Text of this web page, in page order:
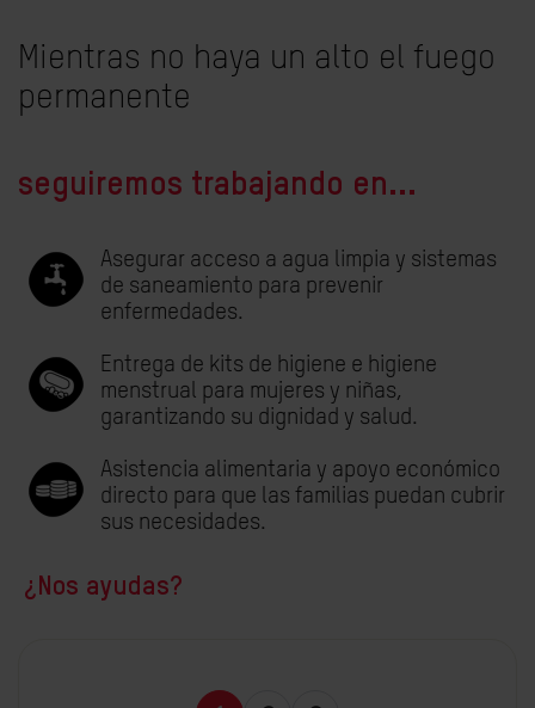
Mientras no haya un alto el fuego
permanente
seguiremos trabajando en...
Asegurar acceso a agua limpia y sistemas
de saneamiento para prevenir
enfermedades.
Entrega de kits de higiene e higiene
menstrual para mujeres y niñas,
garantizando su dignidad y salud.
Asistencia alimentaria y apoyo económico
directo para que las familias puedan cubrir
sus necesidades.
¿Nos ayudas?